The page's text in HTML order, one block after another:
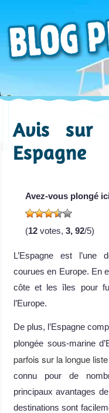
Avis sur
Espagne
Avez-vous plongé
(12 votes, 3, 92/5)
L’Espagne est l’une
courues en Europe. En
côte et les îles pour
l’Europe.
De plus, l’Espagne
plongée sous-marine
parfois sur la longue
connu pour de
principaux avantages
destinations sont